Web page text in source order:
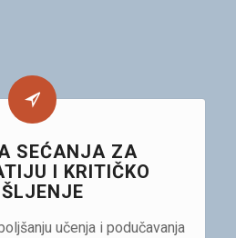
SEĆANJA ZA
I KRITIČKO
učenja i podučavanja